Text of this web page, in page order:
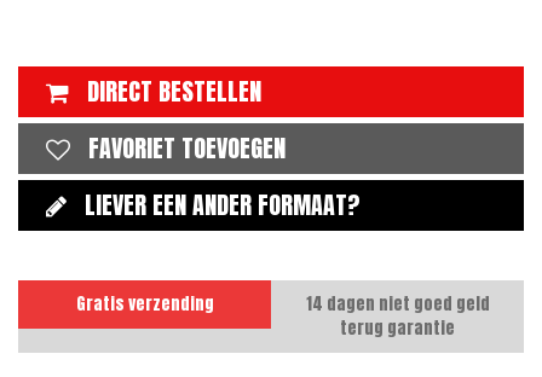
DIRECT BESTELLEN
FAVORIET TOEVOEGEN
LIEVER EEN ANDER FORMAAT?
Gratis verzending
14 dagen niet goed geld
terug garantie